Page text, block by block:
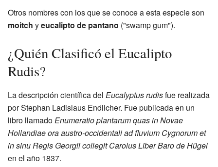
Otros nombres con los que se conoce a esta especie son
moitch yeucalipto de pantano ("swamp gum").
¿Quién Clasificó el Eucalipto
Rudis?
La descripción científica del Eucalyptus rudisfue realizada
por Stephan Ladislaus Endlicher. Fue publicada en un
libro llamadoEnumeratio plantarum quas in Novae
Hollandiae ora austro-occidentali ad fluvium Cygnorum et
in sinu Regis Georgii collegit Carolus Liber Baro de Hügel
en el año 1837.